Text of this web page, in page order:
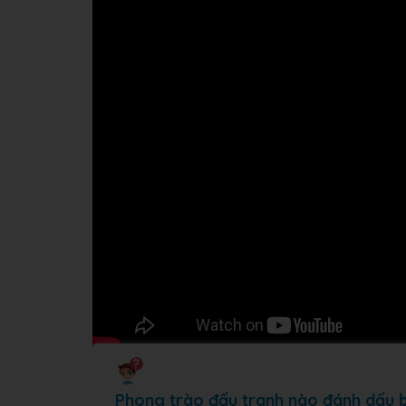
Phong trào đấu tranh nào đánh dấu